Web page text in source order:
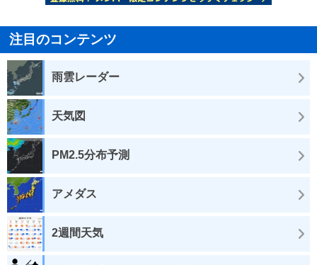
注目のコンテンツ
雨雲レーダー
天気図
PM2.5分布予測
アメダス
2週間天気